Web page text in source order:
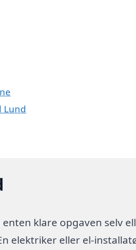
Lund
klare opgaven selv
elektriker eller el-